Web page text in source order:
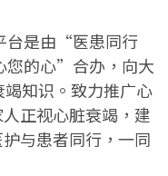
台是由“医患同行
的心”合办，向大
知识。致力推广心
正视心脏衰竭，建
与患者同行，一同